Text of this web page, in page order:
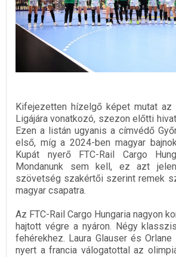
Kifejezetten hízelgő képet mutat az
Ligájára vonatkozó, szezon előtti
Ezen a listán ugyanis a címvédő
első, míg a 2024-ben magyar
Kupát nyerő FTC-Rail Cargo
Mondanunk sem kell, ez azt
szövetség szakértői szerint remek
magyar csapatra.
Az FTC-Rail Cargo Hungaria nagyon
hajtott végre a nyáron. Négy
fehérekhez. Laura Glauser és
nyert a francia válogatottal az